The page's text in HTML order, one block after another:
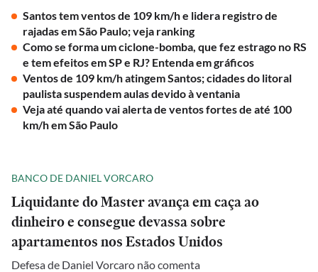
Santos tem ventos de 109 km/h e lidera registro de
rajadas em São Paulo; veja ranking
Como se forma um ciclone-bomba, que fez estrago no RS
e tem efeitos em SP e RJ? Entenda em gráficos
Ventos de 109 km/h atingem Santos; cidades do litoral
paulista suspendem aulas devido à ventania
Veja até quando vai alerta de ventos fortes de até 100
km/h em São Paulo
BANCO DE DANIEL VORCARO
Liquidante do Master avança em caça ao
dinheiro e consegue devassa sobre
apartamentos nos Estados Unidos
Defesa de Daniel Vorcaro não comenta